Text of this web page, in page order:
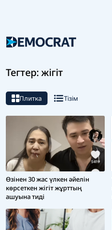
Тегтер: жігіт
Плитка Тізім
Өзінен 30 жас үлкен әйелін
көрсеткен жігіт жұрттың
ашуына тиді